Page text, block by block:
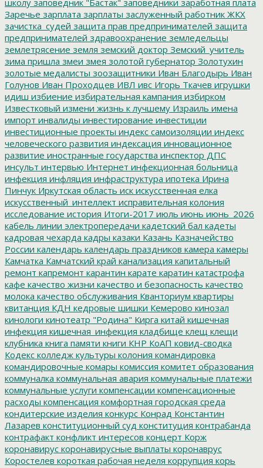
Заречье зарплата зарплаты заслуженный работник ЖКХ
зачистка_судей защита прав предпринимателей защита
предпринимателей здравоохранение земледельцы
землетрясение земля земский доктор Земский_учитель
зима пришла змеи змея золотой губернатор Золотухин
золотые медалисты зоозащитники Иван Благодырь Иван
Голунов Иван Проходцев ИВЛ ивс Игорь Ткачев игрушки
идиш избиение избирательная кампания избирком
Известковый измени жизнь к лучшему Израиль имена
импорт инвалиды инвестирование инвестиции
инвестиционные проекты индекс самоизоляции индекс
человеческого развития индексация инновационное
развитие иностранные государства инспектор ДПС
инсульт интервью Интернет инфекционная больница
инфекция инфляция инфраструктура ипотека Ирина
Пинчук Иркутская область иск искусственная елка
искусственный_интеллект исправительная колония
исследование история Итоги-2017 июль июнь июнь_2026
кабель линии электропередачи кадетский бал кадеты
кадровая чехарда кадры казаки Казань Казначейство
России календарь календарь праздников камера камеры
Камчатка Камчатский край канализация капитальный
ремонт капремонт карантин карате каратин катастрофа
кафе качество жизни качество и безопасность качество
молока качество обслуживания Кванториум квартиры
квитанция КДН кедровые шишки Кемерово кинозал
кинологи кинотеатр "Родина" Кирга китай кишечная
инфекция кишечная_инфекция кладбище клещ клещи
клубника книга памяти книги КНР КоАП ковид-сводка
Кодекс колледж культуры колония командировка
командировочные комары комиссия комитет образования
коммуналка коммунальная авария коммунальные платежи
коммунальные услуги компенсации компенсационные
расходы компенсация комфортная городская среда
кондитерские изделия конкурс Конрад Константин
Лазарев конституционный суд конституция контрабанда
контрафакт конфликт интересов концерт Корж
коронавирус коронавирусные выплаты коронаврус
Коростелев короткая рабочая неделя коррупция корь